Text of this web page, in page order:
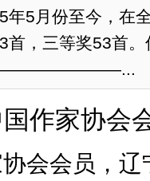
年5月份至今，在
首，三等奖53首
作家协会
会会员，